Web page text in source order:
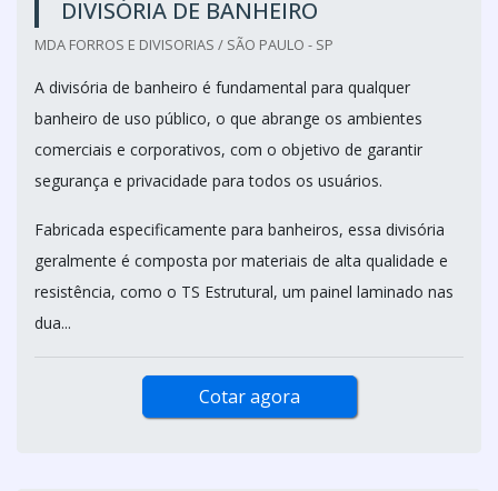
DIVISÓRIA DE BANHEIRO
MDA FORROS E DIVISORIAS / SÃO PAULO - SP
A divisória de banheiro é fundamental para qualquer
banheiro de uso público, o que abrange os ambientes
comerciais e corporativos, com o objetivo de garantir
segurança e privacidade para todos os usuários.
Fabricada especificamente para banheiros, essa divisória
geralmente é composta por materiais de alta qualidade e
resistência, como o TS Estrutural, um painel laminado nas
dua...
Cotar agora